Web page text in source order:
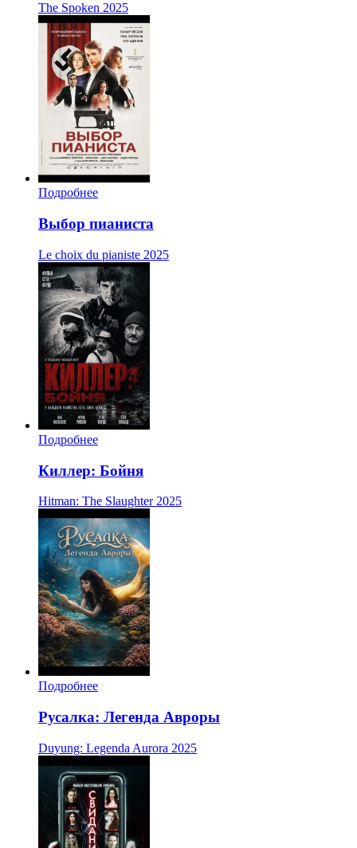
The Spoken 2025
Подробнее
Выбор пианиста
Le choix du pianiste 2025
Подробнее
Киллер: Бойня
Hitman: The Slaughter 2025
Подробнее
Русалка: Легенда Авроры
Duyung: Legenda Aurora 2025